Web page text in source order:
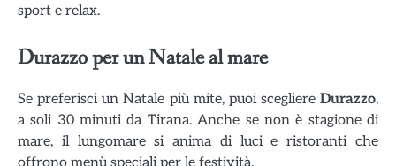
sport e relax.
Durazzo per un Natale al mare
Se preferisci un Natale più mite, puoi scegliere Durazzo,
a soli 30 minuti da Tirana. Anche se non è stagione di
mare, il lungomare si anima di luci e ristoranti che